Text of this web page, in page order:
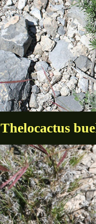
Thelocactus